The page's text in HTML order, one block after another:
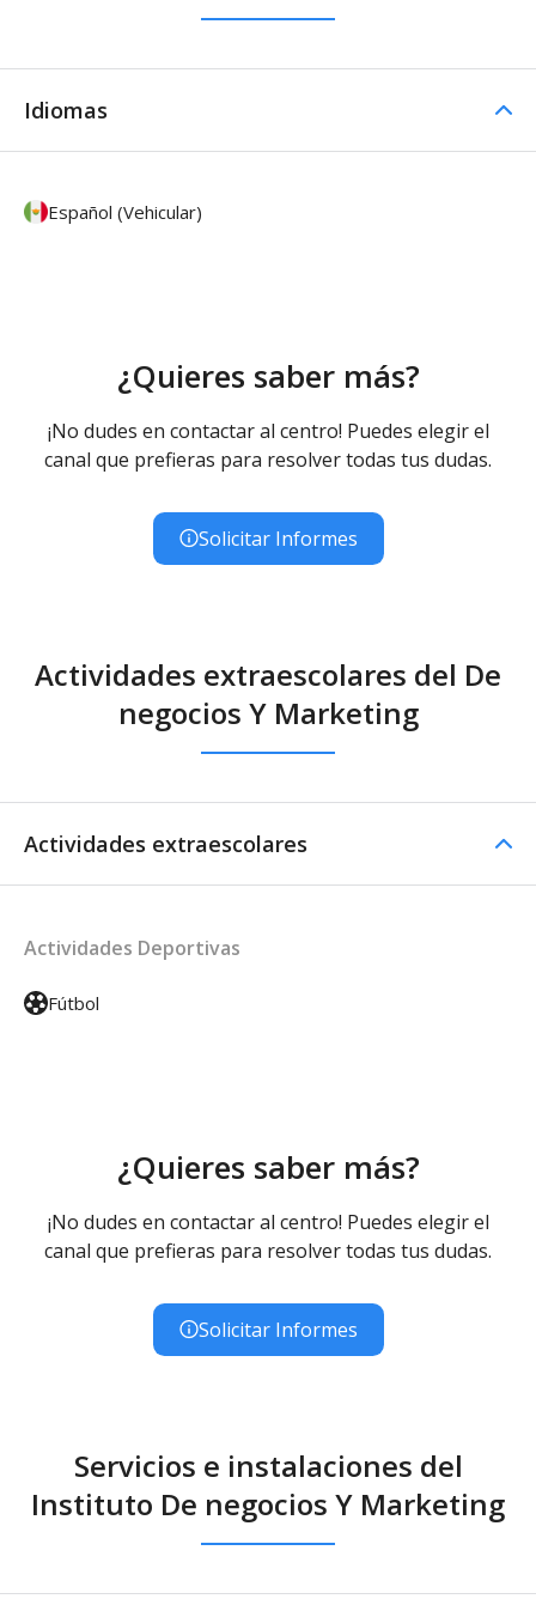
Idiomas
Español (Vehicular)
¿Quieres saber más?
¡No dudes en contactar al centro! Puedes elegir el
canal que prefieras para resolver todas tus dudas.
Solicitar Informes
Actividades extraescolares del De
negocios Y Marketing
Actividades extraescolares
Actividades Deportivas
Fútbol
¿Quieres saber más?
¡No dudes en contactar al centro! Puedes elegir el
canal que prefieras para resolver todas tus dudas.
Solicitar Informes
Servicios e instalaciones del
Instituto De negocios Y Marketing